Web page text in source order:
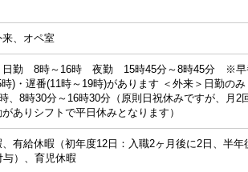
、オペ室
日勤 8時～16時 夜勤 15時45分～8時45分 ※早
時)・遅番(11時～19時)があります ＜外来＞日勤の
、8時30分～16時30分（原則日祝休みですが、月2
ありシフトで平日休みとなります）
、有給休暇（初年度12日：入職2ヶ月後に2日、半年
与）、育児休暇